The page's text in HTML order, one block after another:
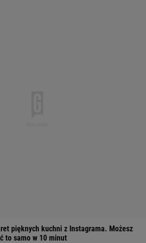
pięknych kuchni z Instagrama. Możesz
to samo w 10 minut